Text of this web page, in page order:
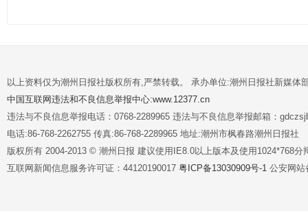
以上资料仅为潮州日报社版权所有,严禁转载。 承办单位:潮州日报社新媒体
中国互联网违法和不良信息举报中心:www.12377.cn
违法与不良信息举报电话：0768-2289965 违法与不良信息举报邮箱：
电话:86-768-2262755 传真:86-768-2289965 地址:潮州市枫春路潮州日报社
版权所有 2004-2013 © 潮州日报 建议使用IE8.0以上版本及使用1024*768分
互联网新闻信息服务许可证：44120190017 粤ICP备13030909号-1 公安网站